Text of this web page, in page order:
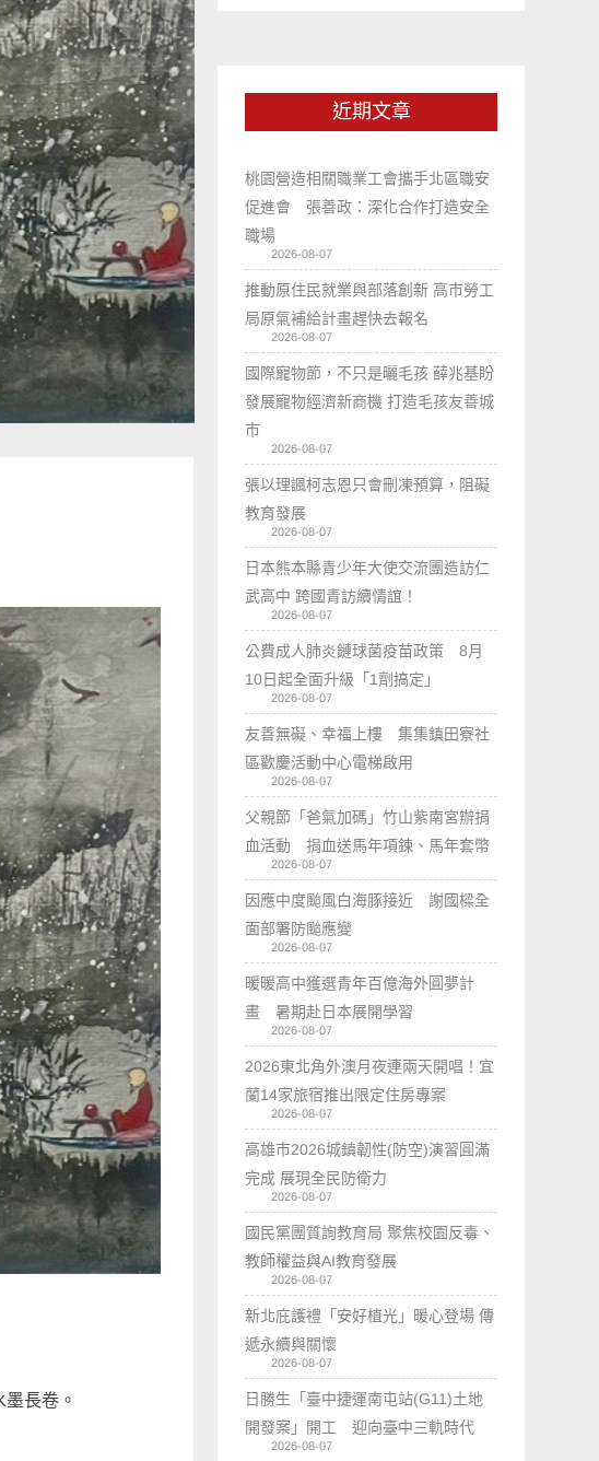
長卷。
近期文章
桃園營造相關職業工會攜手北區職安
促進會 張善政：深化合作打造安全
職場
2026-08-07
推動原住民就業與部落創新 高市勞工
局原氣補給計畫趕快去報名
2026-08-07
國際寵物節，不只是曬毛孩 薛兆基盼
發展寵物經濟新商機 打造毛孩友善城
市
2026-08-07
張以理諷柯志恩只會刪凍預算，阻礙
教育發展
2026-08-07
日本熊本縣青少年大使交流團造訪仁
武高中 跨國青訪續情誼！
2026-08-07
公費成人肺炎鏈球菌疫苗政策 8月
10日起全面升級「1劑搞定」
2026-08-07
友善無礙、幸福上樓 集集鎮田寮社
區歡慶活動中心電梯啟用
2026-08-07
父親節「爸氣加碼」竹山紫南宮辦捐
血活動 捐血送馬年項鍊、馬年套幣
2026-08-07
因應中度颱風白海豚接近 謝國樑全
面部署防颱應變
2026-08-07
暖暖高中獲選青年百億海外圓夢計
畫 暑期赴日本展開學習
2026-08-07
2026東北角外澳月夜連兩天開唱！宜
蘭14家旅宿推出限定住房專案
2026-08-07
高雄市2026城鎮韌性(防空)演習圓滿
完成 展現全民防衛力
2026-08-07
國民黨團質詢教育局 聚焦校園反毒、
教師權益與AI教育發展
2026-08-07
新北庇護禮「安好植光」暖心登場 傳
遞永續與關懷
2026-08-07
日勝生「臺中捷運南屯站(G11)土地
開發案」開工 迎向臺中三軌時代
2026-08-07